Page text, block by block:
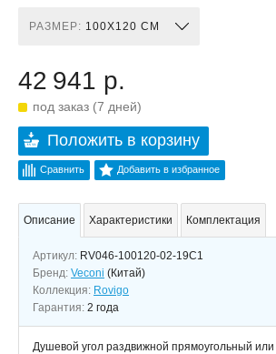
РАЗМЕР: 100X120 СМ
42 941 р.
под заказ (7 дней)
Положить в корзину
Сравнить Добавить в избранное
Описание Характеристики Комплектация
Артикул: RV046-100120-02-19C1
Бренд: Veconi (Китай)
Коллекция: Rovigo
Гарантия: 2 года
Душевой угол раздвижной прямоугольный